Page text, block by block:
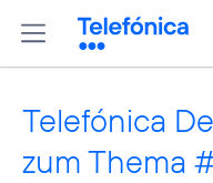
Telefónica
zum Thema